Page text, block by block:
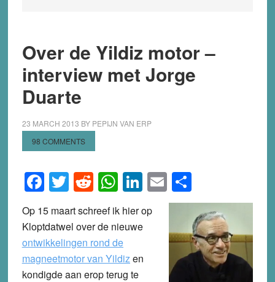
Over de Yildiz motor –
interview met Jorge
Duarte
23 MARCH 2013 BY PEPIJN VAN ERP
98 COMMENTS
Facebook
Twitter
Reddit
WhatsApp
LinkedIn
EmailShare
Op 15 maart schreef ik hier op
Kloptdatwel over de nieuwe
ontwikkelingen rond de
magneetmotor van Yildizen
kondigde aan erop terug te